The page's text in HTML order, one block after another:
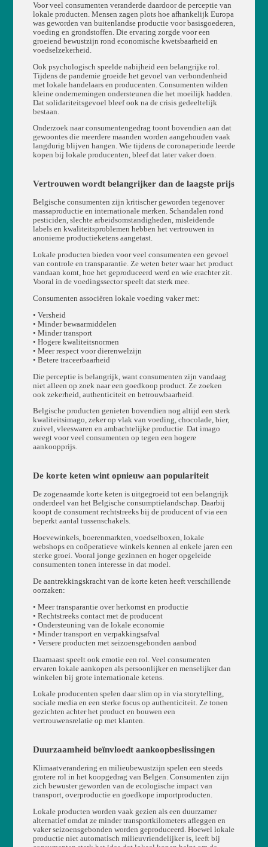
Voor veel consumenten veranderde daardoor de perceptie van
lokale producten. Mensen zagen plots hoe afhankelijk Europa
was geworden van buitenlandse productie voor basisgoederen,
voeding en grondstoffen. Die ervaring zorgde voor een
groeiend bewustzijn rond economische kwetsbaarheid en
voedselzekerheid.
Ook psychologisch speelde nabijheid een belangrijke rol.
Tijdens de pandemie groeide het gevoel van verbondenheid
met lokale handelaars en producenten. Consumenten wilden
kleine ondernemingen ondersteunen die het moeilijk hadden.
Dat solidariteitsgevoel bleef ook na de crisis gedeeltelijk
bestaan.
Onderzoek naar consumentengedrag toont bovendien aan dat
gewoontes die meerdere maanden worden aangehouden vaak
langdurig blijven hangen. Wie tijdens de coronaperiode leerde
kopen bij lokale producenten, bleef dat later vaker doen.
Vertrouwen wordt belangrijker dan de laagste prijs
Belgische consumenten zijn kritischer geworden tegenover
massaproductie en internationale merken. Schandalen rond
pesticiden, slechte arbeidsomstandigheden, misleidende
labels en kwaliteitsproblemen hebben het vertrouwen in
anonieme productieketens aangetast.
Lokale producten bieden voor veel consumenten een gevoel
van controle en transparantie. Ze weten beter waar het product
vandaan komt, hoe het geproduceerd werd en wie erachter zit.
Vooral in de voedingssector speelt dat sterk mee.
Consumenten associëren lokale voeding vaker met:
• Versheid
• Minder bewaarmiddelen
• Minder transport
• Hogere kwaliteitsnormen
• Meer respect voor dierenwelzijn
• Betere traceerbaarheid
Die perceptie is belangrijk, want consumenten zijn vandaag
niet alleen op zoek naar een goedkoop product. Ze zoeken
ook zekerheid, authenticiteit en betrouwbaarheid.
Belgische producten genieten bovendien nog altijd een sterk
kwaliteitsimago, zeker op vlak van voeding, chocolade, bier,
zuivel, vleeswaren en ambachtelijke productie. Dat imago
weegt voor veel consumenten op tegen een hogere
aankoopprijs.
De korte keten wint opnieuw aan populariteit
De zogenaamde korte keten is uitgegroeid tot een belangrijk
onderdeel van het Belgische consumptielandschap. Daarbij
koopt de consument rechtstreeks bij de producent of via een
beperkt aantal tussenschakels.
Hoevewinkels, boerenmarkten, voedselboxen, lokale
webshops en coöperatieve winkels kennen al enkele jaren een
sterke groei. Vooral jonge gezinnen en hoger opgeleide
consumenten tonen interesse in dat model.
De aantrekkingskracht van de korte keten heeft verschillende
oorzaken:
• Meer transparantie over herkomst en productie
• Rechtstreeks contact met de producent
• Ondersteuning van de lokale economie
• Minder transport en verpakkingsafval
• Versere producten met seizoensgebonden aanbod
Daarnaast speelt ook emotie een rol. Veel consumenten
ervaren lokale aankopen als persoonlijker en menselijker dan
winkelen bij grote internationale ketens.
Lokale producenten spelen daar slim op in via storytelling,
sociale media en een sterke focus op authenticiteit. Ze tonen
gezichten achter het product en bouwen een
vertrouwensrelatie op met klanten.
Duurzaamheid beïnvloedt aankoopbeslissingen
Klimaatverandering en milieubewustzijn spelen een steeds
grotere rol in het koopgedrag van Belgen. Consumenten zijn
zich bewuster geworden van de ecologische impact van
transport, overproductie en goedkope importproducten.
Lokale producten worden vaak gezien als een duurzamer
alternatief omdat ze minder transportkilometers afleggen en
vaker seizoensgebonden worden geproduceerd. Hoewel lokale
productie niet automatisch milieuvriendelijker is, leeft bij